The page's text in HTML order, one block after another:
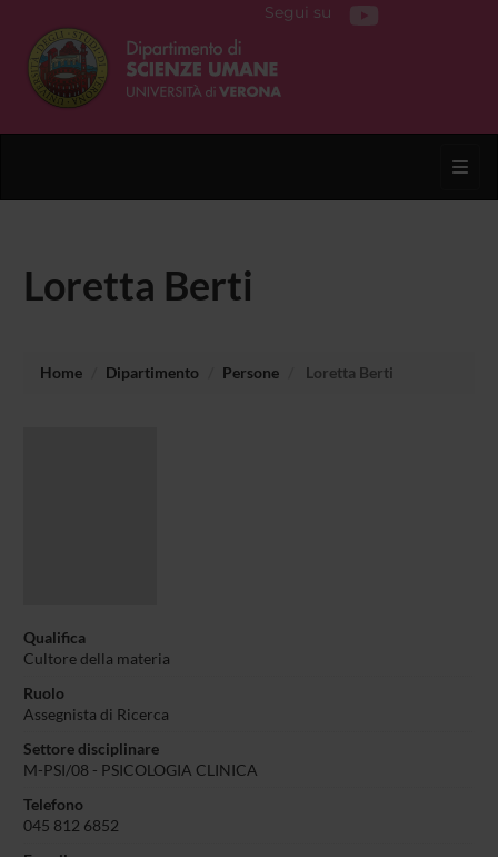
Segui su
Loretta Berti
Home Dipartimento Persone Loretta Berti
Qualifica
Cultore della materia
Ruolo
Assegnista di Ricerca
Settore disciplinare
M-PSI/08 - PSICOLOGIA CLINICA
Telefono
045 812 6852